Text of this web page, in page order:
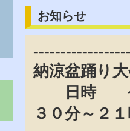
お知らせ
納涼盆踊り
日時 令和
３０分～２